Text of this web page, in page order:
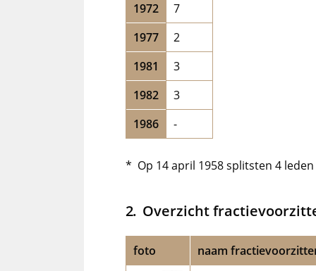
1972
7
1977
2
1981
3
1982
3
1986
-
* Op 14 april 1958 splitsten 4 leden
Overzicht
foto
naam